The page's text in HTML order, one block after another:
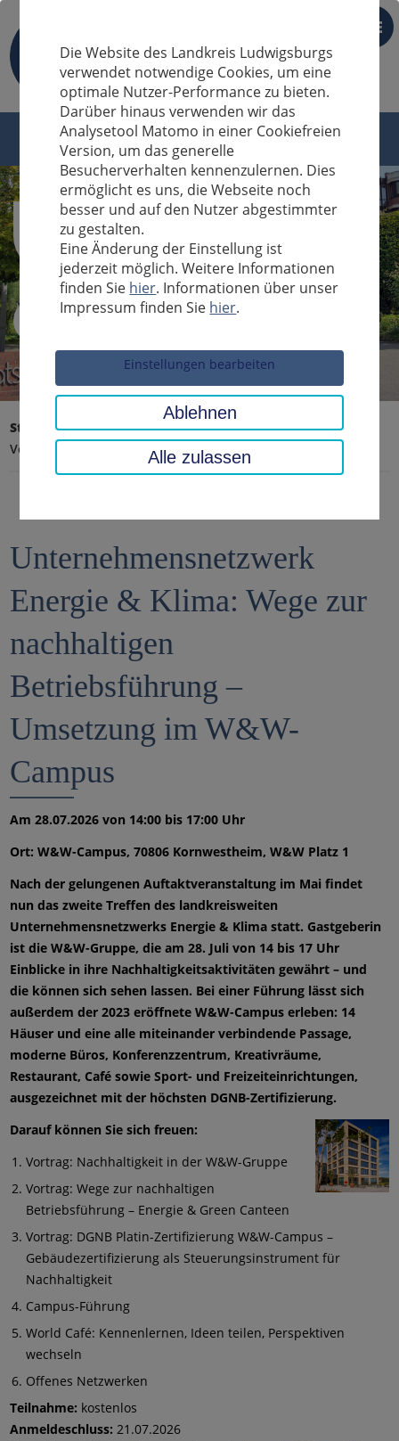
DE
Sucheingabe
Startseite Landratsamt, Landkreis
Aktuelles
Veranstaltungen
Unternehmensnetzwerk
Energie & Klima: Wege zur
nachhaltigen
Betriebsführung –
Umsetzung im W&W-
Campus
Am 28.07.2026 von 14:00 bis 17:00 Uhr
Ort: W&W-Campus, 70806 Kornwestheim, W&W Platz 1
Nach der gelungenen Auftaktveranstaltung im Mai findet
nun das zweite Treffen des landkreisweiten
Unternehmensnetzwerks Energie & Klima statt. Gastgeberin
ist die W&W-Gruppe, die am 28. Juli von 14 bis 17 Uhr
Einblicke in ihre Nachhaltigkeitsaktivitäten gewährt – und
die können sich sehen lassen. Bei einer Führung lässt sich
außerdem der 2023 eröffnete W&W-Campus erleben: 14
Häuser und eine alle miteinander verbindende Passage,
moderne Büros, Konferenzzentrum, Kreativräume,
Restaurant, Café sowie Sport- und Freizeiteinrichtungen,
ausgezeichnet mit der höchsten DGNB-Zertifizierung.
Darauf können Sie sich freuen:
Vortrag: Nachhaltigkeit in der W&W-Gruppe
Vortrag: Wege zur nachhaltigen
Betriebsführung – Energie & Green Canteen
Vortrag: DGNB Platin-Zertifizierung W&W-Campus –
Gebäudezertifizierung als Steuerungsinstrument für
Nachhaltigkeit
Campus-Führung
World Café: Kennenlernen, Ideen teilen, Perspektiven
wechseln
Offenes Netzwerken
Teilnahme: kostenlos
Anmeldeschluss: 21.07.2026
Die Website des Landkreis Ludwigsburgs
verwendet notwendige Cookies, um eine
optimale Nutzer-Performance zu bieten.
Darüber hinaus verwenden wir das
Analysetool Matomo in einer Cookiefreien
Version, um das generelle
Besucherverhalten kennenzulernen. Dies
ermöglicht es uns, die Webseite noch
besser und auf den Nutzer abgestimmter
zu gestalten.
Eine Änderung der Einstellung ist
jederzeit möglich. Weitere Informationen
finden Sie hier. Informationen über unser
Impressum finden Sie hier.
Einstellungen bearbeiten
Ablehnen
Alle zulassen